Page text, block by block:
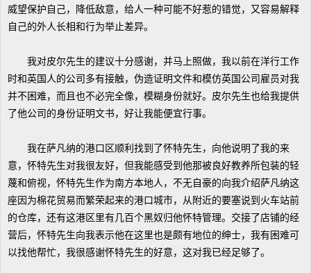
威望保护自己，降低敌意，给人一种可能不好惹的错觉，又容易解释
自己的外人长相和行为举止差异。
我对皮尔先生的建议十分感谢，并马上照做，我以前在洋行工作
时和英国人的公司多有接触，伪造证明文件和模仿英国公司雇员对我
并不困难，而且也不必完全像，模糊身份就好。皮尔先生也给我提供
了他公司的身份证明文书，好让我能便宜行事。
我在萨凡纳的港口区顺利找到了怀特先生，向他说明了我的来
意，怀特先生对我很友好，但我能感受到他那被良好教养所包装的轻
蔑和俯视，怀特先生作为南方本地人，不无自豪的向我介绍萨凡纳这
座因为棉花贸易而繁荣起来的港口城市，从附近的要塞说到火车站前
的仓库，还有这港区里有几百个黑奴归他怀特管理。交接了店铺的经
营后，怀特先生向我表示他在这里也是颇有地位的绅士，我有困难可
以找他帮忙，我很感谢怀特先生的好意，这对我已经足够了。